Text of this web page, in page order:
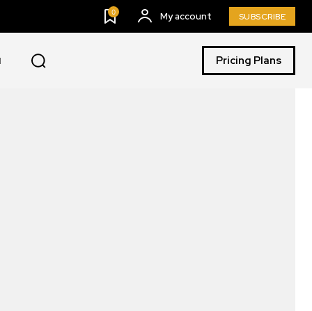
0 My account SUBSCRIBE
Pricing Plans